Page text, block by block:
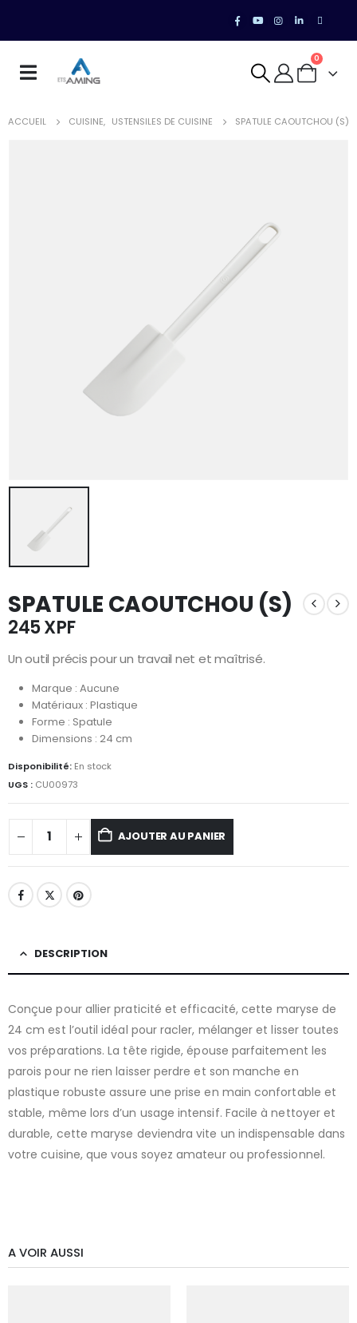
0
ACCUEIL CUISINE, USTENSILES DE CUISINE SPATULE CAOUTCHOU (S)
SPATULE CAOUTCHOU (S)
245XPF
Un outil précis pour un travail net et maîtrisé.
Marque : Aucune
Matériaux : Plastique
Forme : Spatule
Dimensions : 24 cm
Disponibilité: En stock
UGS : CU00973
AJOUTER AU PANIER
DESCRIPTION
Conçue pour allier praticité et efficacité, cette maryse de
24 cm est l’outil idéal pour racler, mélanger et lisser toutes
vos préparations. La tête rigide, épouse parfaitement les
parois pour ne rien laisser perdre et son manche en
plastique robuste assure une prise en main confortable et
stable, même lors d’un usage intensif. Facile à nettoyer et
durable, cette maryse deviendra vite un indispensable dans
votre cuisine, que vous soyez amateur ou professionnel.
A VOIR AUSSI